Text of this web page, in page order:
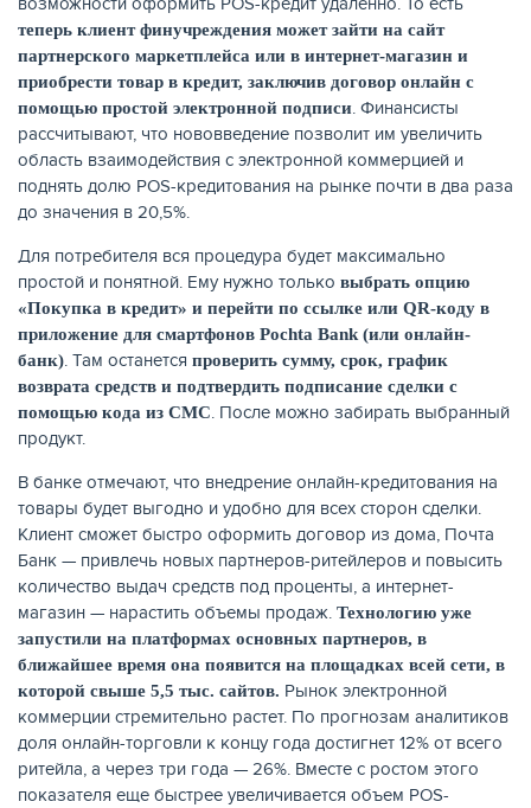
ЖУРНАЛ
теперь клиент финучреждения может зайти на сайт
партнерского маркетплейса или в интернет-магазин и
приобрести товар в кредит, заключив договор онлайн с
помощью простой электронной подписи . Финансисты
рассчитывают, что нововведение позволит им увеличить
область взаимодействия с электронной коммерцией и
поднять долю POS-кредитования на рынке почти в два раза
до значения в 20,5%.
Для потребителя вся процедура будет максимально
простой и понятной. Ему нужно только выбрать опцию
«Покупка в кредит» и перейти по ссылке или QR-коду в
приложение для смартфонов Pochta Bank (или онлайн-
банк) . Там останется проверить сумму, срок, график
возврата средств и подтвердить подписание сделки с
помощью кода из СМС . После можно забирать выбранный
продукт.
В банке отмечают, что внедрение онлайн-кредитования на
товары будет выгодно и удобно для всех сторон сделки.
Клиент сможет быстро оформить договор из дома, Почта
Банк — привлечь новых партнеров-ритейлеров и повысить
количество выдач средств под проценты, а интернет-
магазин — нарастить объемы продаж. Технологию уже
запустили на платформах основных партнеров, в
ближайшее время она появится на площадках всей сети, в
которой свыше 5,5 тыс. сайтов. Рынок электронной
коммерции стремительно растет. По прогнозам аналитиков
доля онлайн-торговли к концу года достигнет 12% от всего
ритейла, а через три года — 26%. Вместе с ростом этого
показателя еще быстрее увеличивается объем POS-